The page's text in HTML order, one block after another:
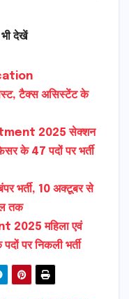
देखें
टैक्स असिस्टेंट के
2025 सेक्शन
के 47 पदों पर भर्ती
भर्ती, 10 अक्टूबर से
तक
2025 महिला एवं
पर निकली भर्ती